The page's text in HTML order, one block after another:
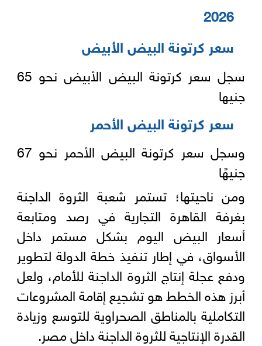
2026
سعر كرتونة البيض الأبيض
سجل سعر كرتونة البيض الأبيض نحو 65
جنيها
سعر كرتونة البيض الأحمر
وسجل سعر كرتونة البيض الأحمر نحو 67
جنيهًا
ومن ناحيتها؛ تستمر شعبة الثروة الداجنة
بغرفة القاهرة التجارية في رصد ومتابعة
أسعار البيض اليوم بشكل مستمر داخل
الأسواق، في إطار تنفيذ خطة الدولة لتطوير
ودفع عجلة إنتاج الثروة الداجنة للأمام، ولعل
أبرز هذه الخطط هو تشجيع إقامة المشروعات
التكاملية بالمناطق الصحراوية للتوسع وزيادة
القدرة الإنتاجية للثروة الداجنة داخل مصر.